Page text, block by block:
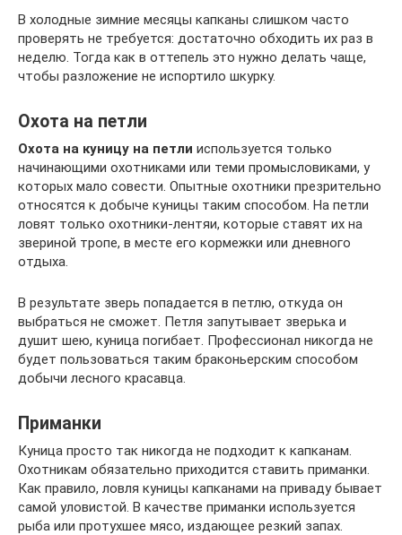
В холодные зимние месяцы капканы слишком часто
проверять не требуется: достаточно обходить их раз в
неделю. Тогда как в оттепель это нужно делать чаще,
чтобы разложение не испортило шкурку.
Охота на петли
Охота на куницу на петли используется только
начинающими охотниками или теми промысловиками, у
которых мало совести. Опытные охотники презрительно
относятся к добыче куницы таким способом. На петли
ловят только охотники-лентяи, которые ставят их на
звериной тропе, в месте его кормежки или дневного
отдыха.
В результате зверь попадается в петлю, откуда он
выбраться не сможет. Петля запутывает зверька и
душит шею, куница погибает. Профессионал никогда не
будет пользоваться таким браконьерским способом
добычи лесного красавца.
Приманки
Куница просто так никогда не подходит к капканам.
Охотникам обязательно приходится ставить приманки.
Как правило, ловля куницы капканами на приваду бывает
самой уловистой. В качестве приманки используется
рыба или протухшее мясо, издающее резкий запах.